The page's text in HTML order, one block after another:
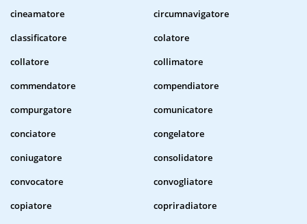
cineamatore
circumnavigatore
classificatore
colatore
collatore
collimatore
commendatore
compendiatore
compurgatore
comunicatore
conciatore
congelatore
coniugatore
consolidatore
convocatore
convogliatore
copiatore
copriradiatore